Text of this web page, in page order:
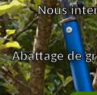
Nous
Abattage de